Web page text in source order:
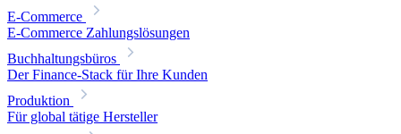
E-Commerce
E-Commerce Zahlungslösungen
Buchhaltungsbüros
Der Finance-Stack für Ihre Kunden
Produktion
Für global tätige Hersteller